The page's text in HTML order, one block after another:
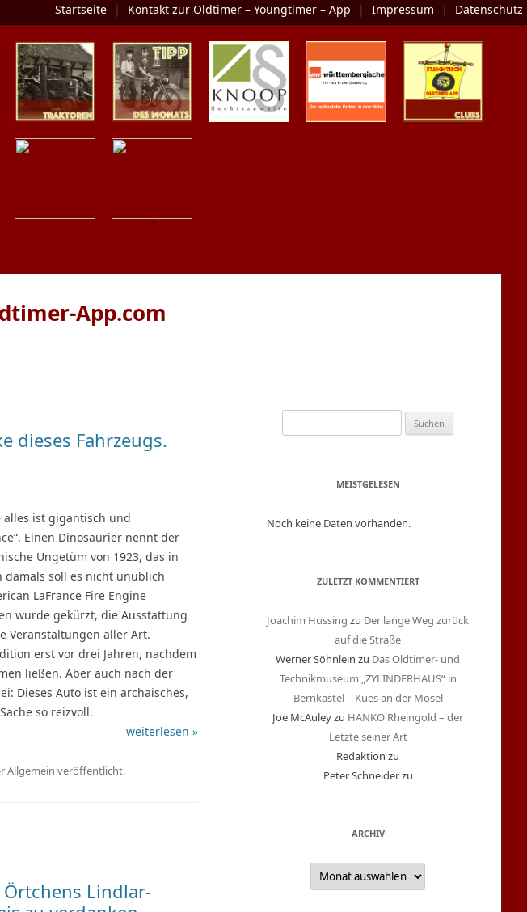
Startseite | Kontakt zur Oldtimer – Youngtimer – App | Impressum | Datenschutz
Presse / Über Uns
App.com
dieses Fahrzeugs.
alles ist gigantisch und
Einen Dinosaurier nennt der
Ungetüm von 1923, das in
damals soll es nicht unüblich
LaFrance Fire Engine
wurde gekürzt, die Ausstattung
Veranstaltungen aller Art.
erst vor drei Jahren, nachdem
ließen. Aber auch nach der
Dieses Auto ist ein archaisches,
so reizvoll.
weiterlesen »
Allgemein veröffentlicht.
Lindlar-
n
:
MEISTGELESEN
Noch keine Daten vorhanden.
ZULETZT KOMMENTIERT
Joachim Hussing zu Der lange Weg zurück
auf die Straße
Werner Söhnlein zu Das Oldtimer- und
Technikmuseum „ZYLINDERHAUS“ in
Bernkastel – Kues an der Mosel
Joe McAuleyzu HANKO Rheingold – der
Letzte seiner Art
Redaktion zu
Peter Schneiderzu
ARCHIV
A
c